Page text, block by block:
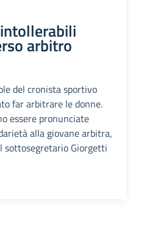
arbitro
del cronista sportivo
far arbitrare le donne.
essere pronunciate
alla giovane arbitra,
sottosegretario Giorgetti